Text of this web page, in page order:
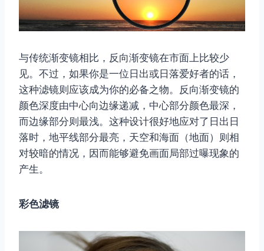
与传统渐变镜相比，反向渐变镜在市面上比较少
见。不过，如果你是一位日出或日落爱好者的话，
这种滤镜则应该成为你的必备之物。反向渐变镜的
颜色深度由中心向边缘递减，中心部分颜色最深，
而边缘部分则最浅。这种设计很好地应对了日出日
落时，地平线部分最亮，天空和海面（地面）则相
对较暗的情况，因而能够避免画面局部过曝现象的
产生。
彩色滤镜